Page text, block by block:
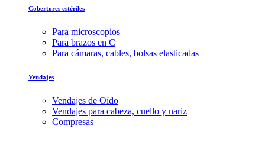
Cobertores estériles
Para microscopios
Para brazos en C
Para cámaras, cables, bolsas elasticadas
Vendajes
Vendajes de Oído
Vendajes para cabeza, cuello y nariz
Compresas